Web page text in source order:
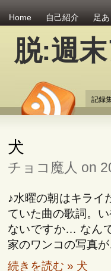
Home 自己紹介 足あ
脱:週
記録
犬
チョコ魔人 on
♪水曜の朝はキライ
ていた曲の歌詞。
ないですか… なん
家のワンコの写真
続きを読む » 犬